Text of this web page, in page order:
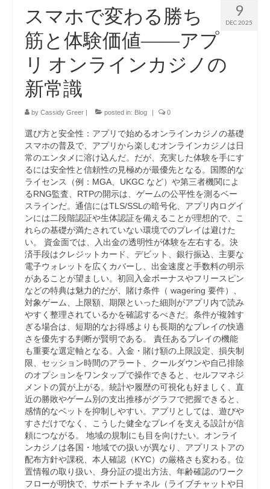
9
DEC 2025
スマホで変わる勝ち
筋と体験価値――アプ
リ オンラインカジノの
新常識
by Cassidy Greer | posted in: Blog | 0
選び方と安全性：アプリで始めるオンラインカジノの基礎
スマホの普及で、アプリから楽しむオンラインカジノは日
常のエンタメに溶け込んだ。だが、充実した体験を手にす
るには安全性と信頼性の見極めが最優先となる。国際的な
ライセンス（例：MGA、UKGC など）や第三者機関によ
るRNG監査、RTPの開示は、ゲームの公平性を測るベー
スラインだ。通信にはTLS/SSLの暗号化、アプリ内ログイ
ンには二段階認証や生体認証を備えることが理想的で、こ
れらの基礎が満たされていない環境でのプレイは避けた
い。 資金面では、入出金の透明性が体験を左右する。決
済手段はクレジットカード、デビット、銀行振込、主要な
電子ウォレットを広くカバーし、出金速度と手数料の明示
があることが望ましい。初回入金ボーナスやフリースピン
などの特典は魅力的だが、賭け条件（ wagering 要件）、
対象ゲーム、上限額、期限といった細則がアプリ内で読み
やすく整理されているかを確認するべきだ。条件が複雑す
ぎる場合は、短期的なお得感よりも長期的なプレイの快適
さを優先する判断が賢明である。 責任あるプレイの機能
も重要な選定軸となる。入金・賭け額の上限設定、損失制
限、セッション時間のアラート、クールダウンや自己排除
のオプションをワンタップで操作できると、セルフマネジ
メントの質が上がる。統計や履歴の可視化も好ましく、直
近の勝敗やゲーム別の支出推移がグラフで把握できると、
感情的なベットを抑制しやすい。アプリとしては、遊びや
すさだけでなく、こうした健全なプレイを支える設計が信
頼につながる。 地域の規制にも目を向けたい。オンライ
ンカジノは各国・地域での扱いが異なり、アプリストアの
配布方針や課税、本人確認（KYC）の厳格さも変わる。位
置情報の取り扱い、身分証の提出方法、年齢確認のワーク
フローが明快で、サポートチャネル（ライブチャットや日